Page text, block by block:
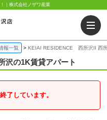
｜株式会社ノザワ産業
報一覧 KEIAI RESIDENCE 西所沢II 西
沢の1K賃貸アパート
了しています。